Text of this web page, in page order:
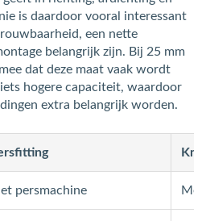
is daardoor vooral interessant
een nette
belangrijk zijn. Bij 25 mm
dat deze maat vaak wordt
hogere capaciteit, waardoor
extra belangrijk worden.
persmachine Met